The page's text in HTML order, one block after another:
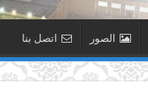
الصور اتصل بنا